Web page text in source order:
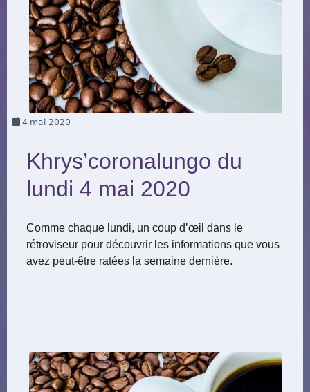
4 mai 2020
Khrys’coronalungo du
lundi 4 mai 2020
Comme chaque lundi, un coup d’œil dans le
rétroviseur pour découvrir les informations que vous
avez peut-être ratées la semaine dernière.